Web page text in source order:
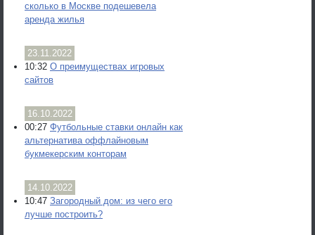
сколько в Москве подешевела
аренда жилья
23.11.2022
10:32 О преимуществах игровых
сайтов
16.10.2022
00:27 Футбольные ставки онлайн как
альтернатива оффлайновым
букмекерским конторам
14.10.2022
10:47 Загородный дом: из чего его
лучше построить?